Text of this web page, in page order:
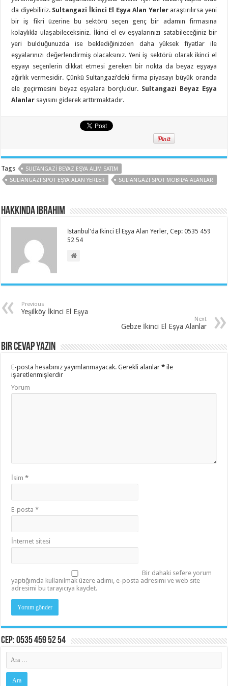
da diyebiliriz. Sultangazi İkinci El Eşya Alan Yerleraraştırılırsa yeni
bir iş fikri üzerine bu sektörü seçen genç bir adamın firmasına
kolaylıkla ulaşabileceksiniz. İkinci el ev eşyalarınızı satabileceğiniz bir
yeri bulduğunuzda ise beklediğinizden daha yüksek fiyatlar ile
eşyalarınızı değerlendirmiş olacaksınız. Yeni iş sektörü olarak ikinci el
eşyayı seçenlerin dikkat etmesi gereken bir nokta da beyaz eşyaya
ağırlık vermesidir. Çünkü Sultangazi’deki firma piyasayı büyük oranda
ele geçirmesini beyaz eşyalara borçludur. Sultangazi Beyaz Eşya
Alanlar sayısını giderek arttırmaktadır.
Tags
SULTANGAZI BEYAZ EŞYA ALIM SATIM
SULTANGAZI SPOT EŞYA ALAN YERLER
SULTANGAZI SPOT MOBILYA ALANLAR
Hakkında ibrahim
İstanbul'da İkinci El Eşya Alan Yerler, Cep: 0535 459
52 54
Previous
Yeşilköy İkinci El Eşya
Next
Gebze İkinci El Eşya Alanlar
Bir cevap yazın
E-posta hesabınız yayımlanmayacak. Gerekli alanlar* ile
işaretlenmişlerdir
Yorum
İsim*
E-posta*
İnternet sitesi
Bir dahaki sefere yorum
yaptığımda kullanılmak üzere adımı, e-posta adresimi ve web site
adresimi bu tarayıcıya kaydet.
Cep: 0535 459 52 54